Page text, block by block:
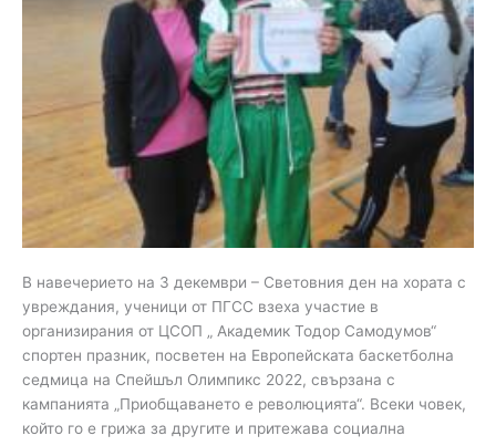
В навечерието на 3 декември – Световния ден на хората с
увреждания, ученици от ПГСС взеха участие в
организирания от ЦСОП „ Академик Тодор Самодумов“
спортен празник, посветен на Европейската баскетболна
седмица на Спейшъл Олимпикс 2022, свързана с
кампанията „Приобщаването е революцията“. Всеки човек,
който го е грижа за другите и притежава социална